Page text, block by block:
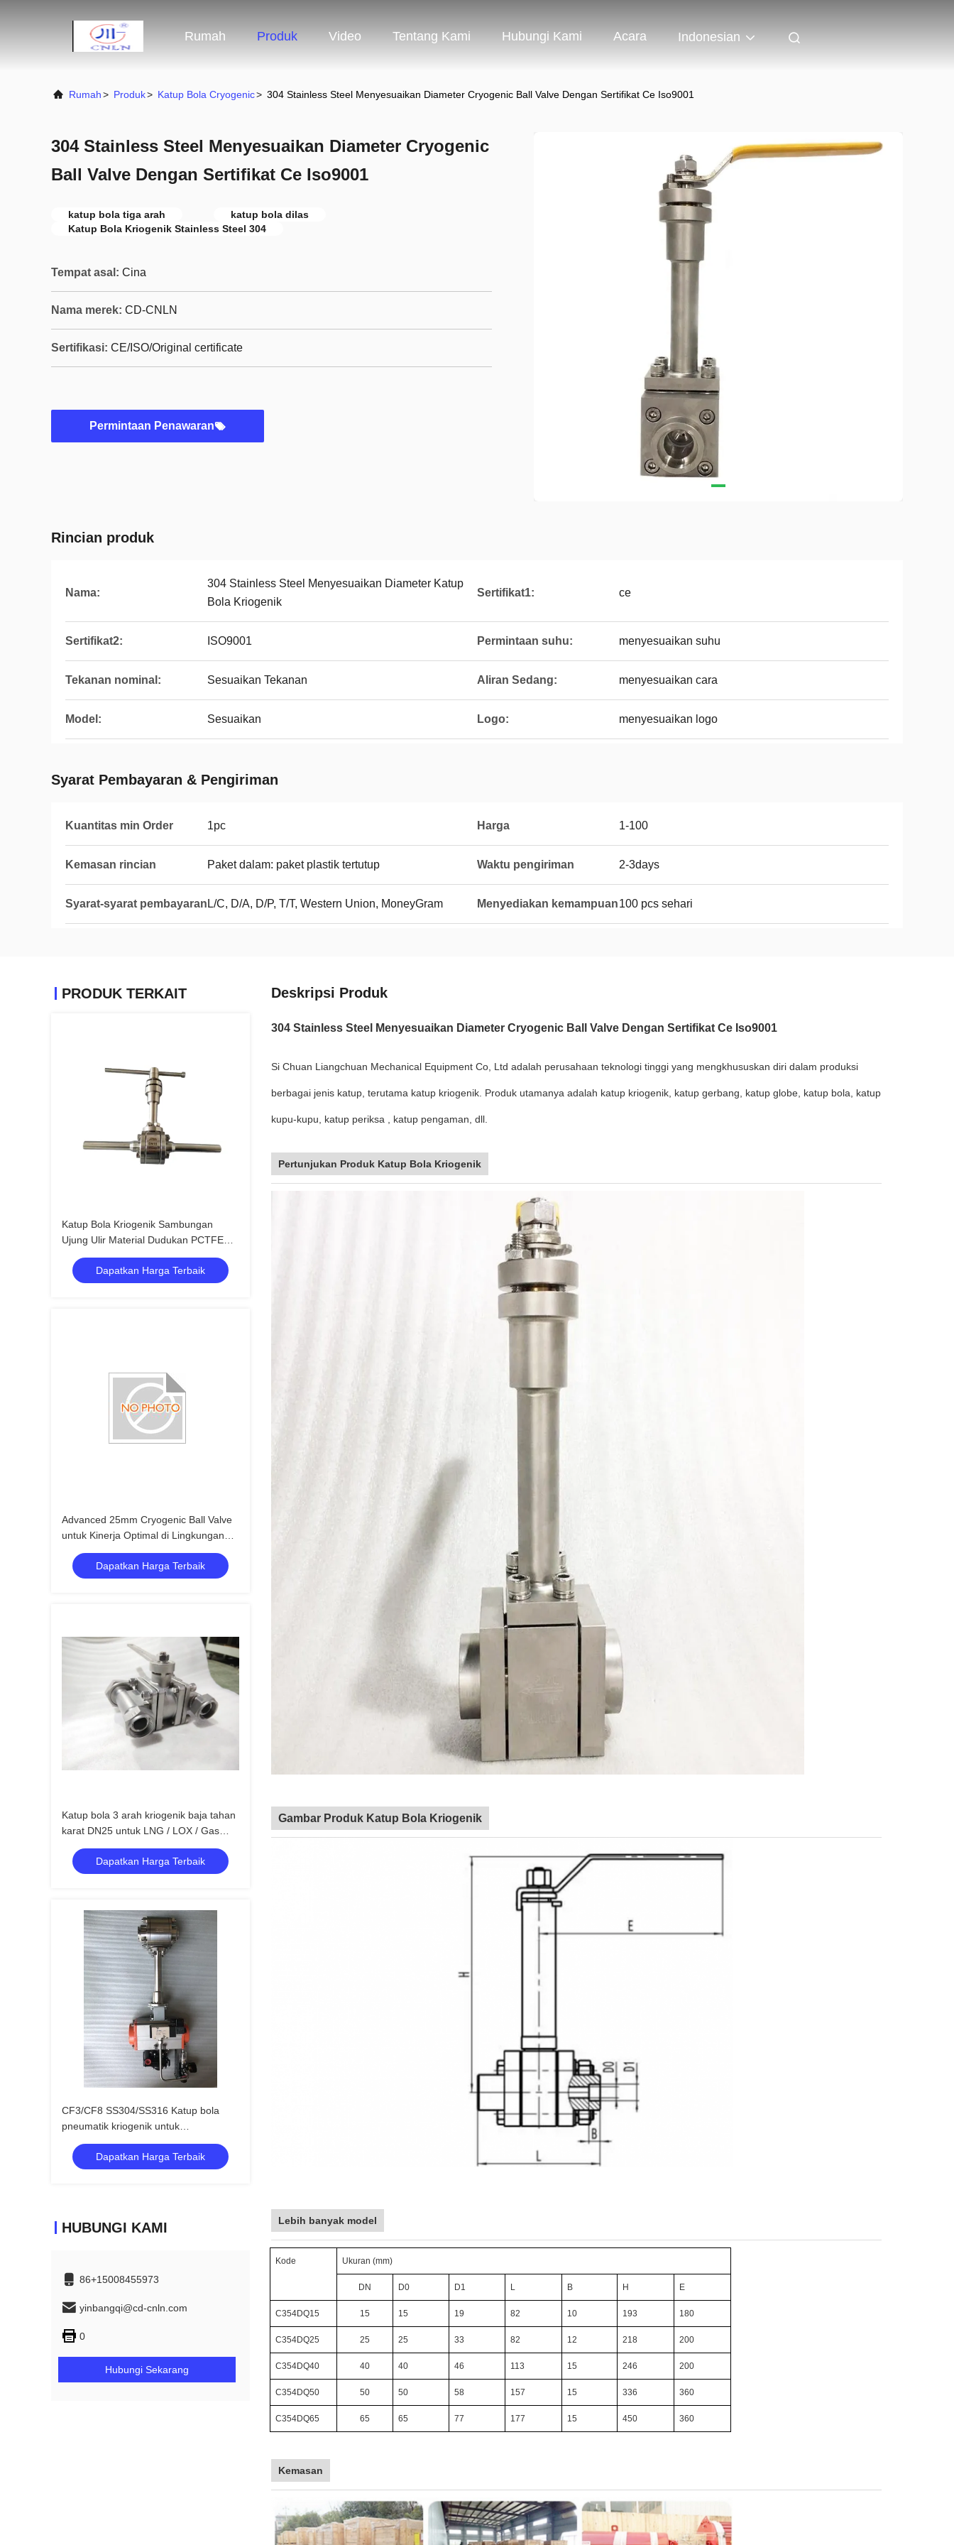
Rumah Produk Video Tentang Kami Hubungi Kami Acara Indonesian
Rumah> Produk> Katup Bola Cryogenic> 304 Stainless Steel Menyesuaikan Diameter Cryogenic Ball Valve Dengan Sertifikat Ce Iso9001
304 Stainless Steel Menyesuaikan Diameter Cryogenic
Ball Valve Dengan Sertifikat Ce Iso9001
katup bola tiga arah
katup bola dilas
Katup Bola Kriogenik Stainless Steel 304
Tempat asal: Cina
Nama merek: CD-CNLN
Sertifikasi: CE/ISO/Original certificate
Permintaan Penawaran
Rincian produk
Nama:
304 Stainless Steel Menyesuaikan Diameter Katup
Bola Kriogenik
Sertifikat1: ce
Sertifikat2: ISO9001 Permintaan suhu: menyesuaikan suhu
Tekanan nominal: Sesuaikan Tekanan Aliran Sedang: menyesuaikan cara
Model: Sesuaikan Logo: menyesuaikan logo
Syarat Pembayaran & Pengiriman
Kuantitas min Order 1pc Harga 1-100
Kemasan rincian Paket dalam: paket plastik tertutup Waktu pengiriman 2-3days
Syarat-syarat pembayaran L/C, D/A, D/P, T/T, Western Union, MoneyGram Menyediakan kemampuan100 pcs sehari
PRODUK TERKAIT
Katup Bola Kriogenik Sambungan
Ujung Ulir Material Dudukan PCTFE
untuk Suhu Rendah
Dapatkan Harga Terbaik
Advanced 25mm Cryogenic Ball Valve
untuk Kinerja Optimal di Lingkungan
Suhu Rendah
Dapatkan Harga Terbaik
Katup bola 3 arah kriogenik baja tahan
karat DN25 untuk LNG / LOX / Gas
Dapatkan Harga Terbaik
CF3/CF8 SS304/SS316 Katup bola
pneumatik kriogenik untuk
LNG/LOX/LN2/LAR
Dapatkan Harga Terbaik
HUBUNGI KAMI
86+15008455973
yinbangqi@cd-cnln.com
0
Hubungi Sekarang
Deskripsi Produk
304 Stainless Steel Menyesuaikan Diameter Cryogenic Ball Valve Dengan Sertifikat Ce Iso9001
Si Chuan Liangchuan Mechanical Equipment Co, Ltd adalah perusahaan teknologi tinggi yang mengkhususkan diri dalam produksi
berbagai jenis katup, terutama katup kriogenik. Produk utamanya adalah katup kriogenik, katup gerbang, katup globe, katup bola, katup
kupu-kupu, katup periksa , katup pengaman, dll.
Pertunjukan Produk Katup Bola Kriogenik
Gambar Produk Katup Bola Kriogenik
Lebih banyak model
Kode Ukuran (mm)
DN D0 D1 L B H E
C354DQ15 15 15 19 82 10 193 180
C354DQ25 25 25 33 82 12 218 200
C354DQ40 40 40 46 113 15 246 200
C354DQ50 50 50 58 157 15 336 360
C354DQ65 65 65 77 177 15 450 360
Kemasan